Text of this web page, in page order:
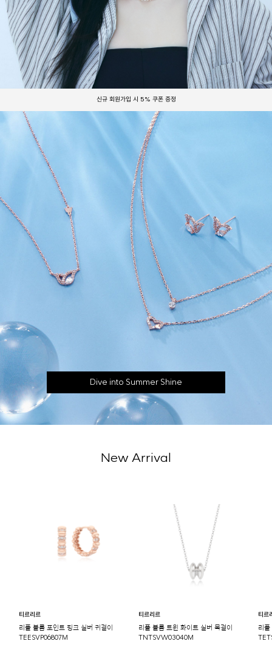
신규 회원가입 시 5% 쿠폰 증정
Dive into Summer Shine
New Arrival
티르리르
리플 볼륨 포인트 핑크 실버 귀걸이
TEESVP06807M
티르리르
리플 볼륨 트윈 화이트 실버 목걸이
TNTSVW03040M
티르리르
리플 볼